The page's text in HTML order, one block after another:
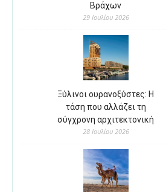
Βράχων
29 Ιουλίου 2026
Ξύλινοι ουρανοξύστες: Η
τάση που αλλάζει τη
σύγχρονη αρχιτεκτονική
28 Ιουλίου 2026